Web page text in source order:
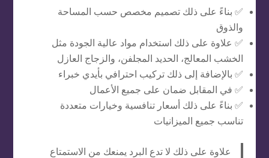
✅ بناءً على ذلك تصميم مخصص حسب المساحة
والذوق
✅ علاوة على ذلك استخدام مواد عالية الجودة مثل
الخشب المعالج، الحديد المجلفن، والزجاج العازل
✅ بالإضافة إلى ذلك تركيب احترافي بأيدي خبراء
✅ في المقابل ضمان على جميع الأعمال
✅ بناءً على ذلك أسعار تنافسية وخيارات متعددة
تناسب جميع الميزانيات
علاوة على ذلك لا تدع البرد يمنعك من الاستمتاع